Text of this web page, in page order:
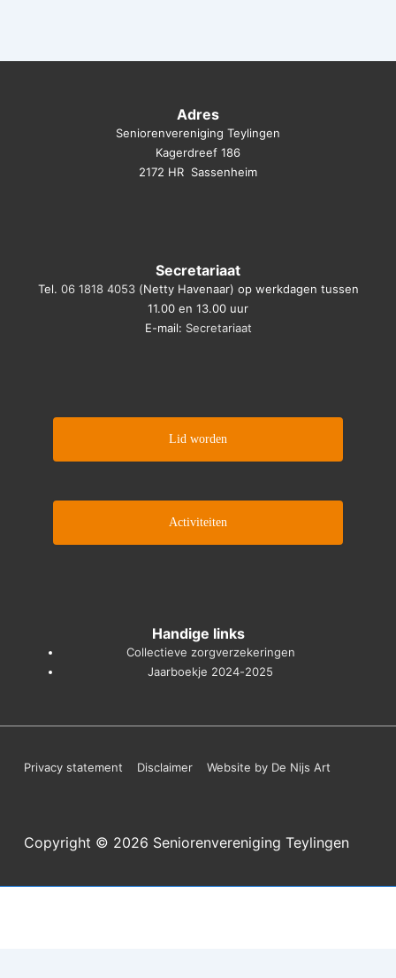
Adres
Seniorenvereniging Teylingen
Kagerdreef 186
2172 HR Sassenheim
Secretariaat
Tel. 06 1818 4053(Netty Havenaar) op werkdagen tussen
11.00 en 13.00 uur
E-mail: Secretariaat
Lid worden
Activiteiten
Handige links
Collectieve zorgverzekeringen
Jaarboekje 2024-2025
Footer
Privacy statement Disclaimer Website by De Nijs Art
Copyright © 2026 Seniorenvereniging Teylingen